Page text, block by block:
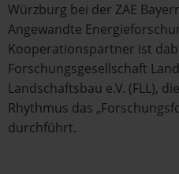
Würzburg bei der ZAE
Angewandte
Kooperationspartner ist
Forschungsgesellschaft
Landschaftsbau e.V. (FLL),
Rhythmus das
durchführt.